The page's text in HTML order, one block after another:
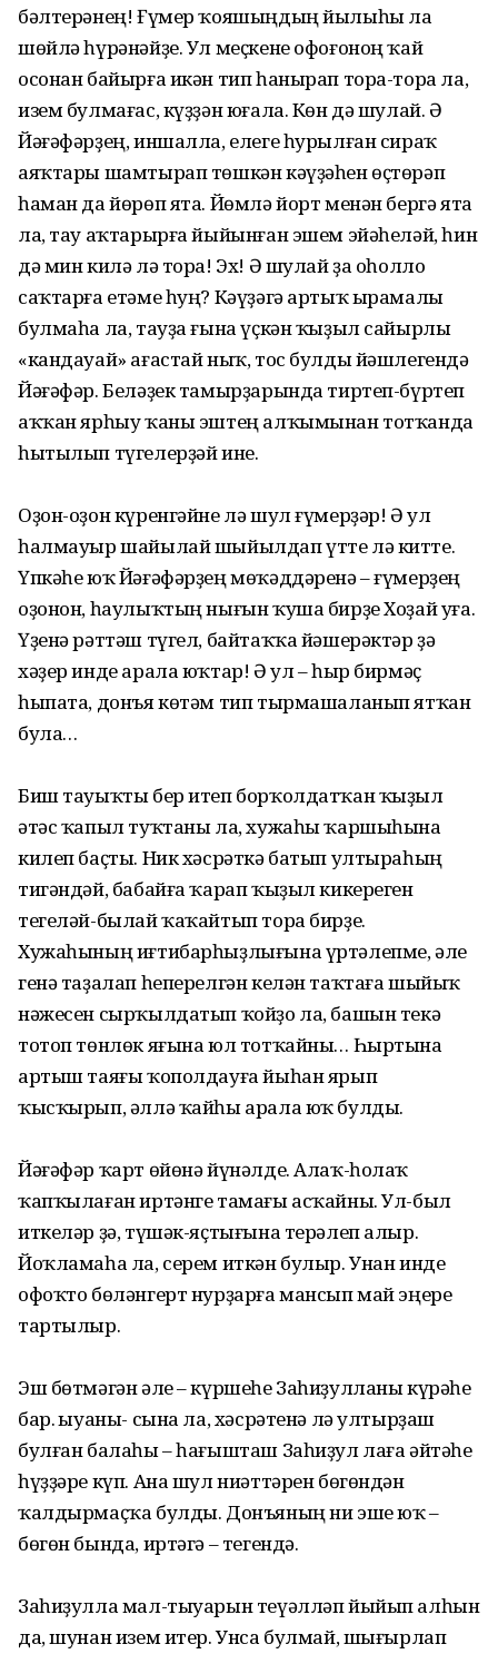
бәлтерәнең! Ғүмер ҡояшыңдың йылыһы ла
шөйлә һүрәнәйҙе. Ул меҫкене офоғоноң ҡай
осонан байырға икән тип һанырап тора-тора ла,
изем булмағас, күҙҙән юғала. Көн дә шулай. Ә
Йәғәфәрҙең, иншалла, елеге һурылған сираҡ
аяҡтары шамтырап төшкән кәүҙәһен өҫтөрәп
һаман да йөрөп ята. Йөмлә йорт менән бергә ята
ла, тау аҡтарырға йыйынған эшем эйәһеләй, һин
дә мин килә лә тора! Эх! Ә шулай ҙа оһолло
саҡтарға етәме һуң? Кәүҙәгә артыҡ ырамалы
булмаһа ла, тауҙа ғына үҫкән ҡыҙыл сайырлы
«кандауай» ағастай ныҡ, тос булды йәшлегендә
Йәғәфәр. Беләҙек тамырҙарында тиртеп-бүртеп
аҡҡан ярһыу ҡаны эштең алҡымынан тотҡанда
һытылып түгелерҙәй ине.
Оҙон-оҙон күренгәйне лә шул ғүмерҙәр! Ә ул
һалмауыр шайылай шыйылдап үтте лә китте.
Үпкәһе юҡ Йәғәфәрҙең мөҡәддәренә – ғүмерҙең
оҙонон, һаулыҡтың нығын ҡуша бирҙе Хоҙай уға.
Үҙенә рәттәш түгел, байтаҡҡа йәшерәктәр ҙә
хәҙер инде арала юҡтар! Ә ул – һыр бирмәҫ
һыпата, донъя көтәм тип тырмашаланып ятҡан
була…
Биш тауыҡты бер итеп борҡолдатҡан ҡыҙыл
әтәс ҡапыл туҡтаны ла, хужаһы ҡаршыһына
килеп баҫты. Ник хәсрәткә батып ултыраһың
тигәндәй, бабайға ҡарап ҡыҙыл кикереген
тегеләй-былай ҡаҡайтып тора бирҙе.
Хужаһының иғтибарһыҙлығына үртәлепме, әле
генә таҙалап һеперелгән келән таҡтаға шыйыҡ
нәжесен сырҡылдатып ҡойҙо ла, башын текә
тотоп төнлөк яғына юл тотҡайны… Һыртына
артыш таяғы ҡополдауға йыһан ярып
ҡысҡырып, әллә ҡайһы арала юҡ булды.
Йәғәфәр ҡарт өйөнә йүнәлде. Алаҡ-һолаҡ
ҡапҡылаған иртәнге тамағы асҡайны. Ул-был
иткеләр ҙә, түшәк-яҫтығына терәлеп алыр.
Йоҡламаһа ла, серем иткән булыр. Унан инде
офоҡто бөләнгерт нурҙарға мансып май эңере
тартылыр.
Эш бөтмәгән әле – күршеһе Заһиҙулланы күрәһе
бар. Ҡыуаны- сына ла, хәсрәтенә лә ултырҙаш
булған балаһы – һағышташ Заһиҙул лаға әйтәһе
һүҙҙәре күп. Ана шул ниәттәрен бөгөндән
ҡалдырмаҫҡа булды. Донъяның ни эше юҡ –
бөгөн бында, иртәгә – тегендә.
Заһиҙулла мал-тыуарын теүәлләп йыйып алһын
да, шунан изем итер. Унса булмай, шығырлап